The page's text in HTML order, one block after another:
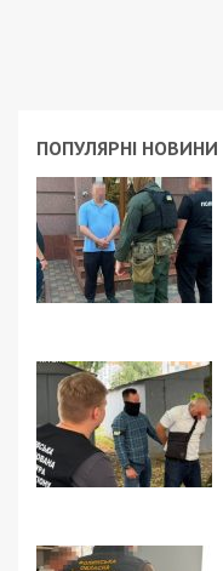
ПОПУЛЯРНІ НОВИНИ